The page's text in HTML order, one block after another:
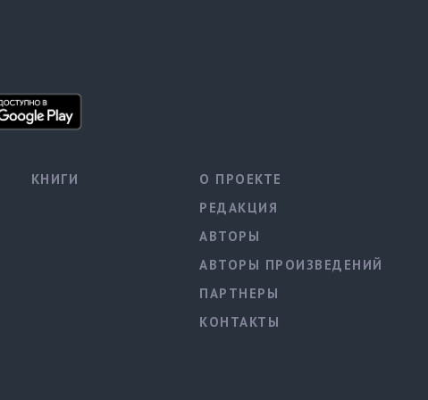
КНИГИ
О ПРОЕКТЕ
РЕДАКЦИЯ
АВТОРЫ
АВТОРЫ ПРОИЗВЕДЕНИЙ
ПАРТНЕРЫ
КОНТАКТЫ